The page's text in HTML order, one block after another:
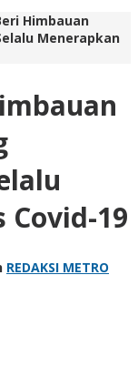
Himbauan
Menerapkan
Covid-19
REDAKSI METRO